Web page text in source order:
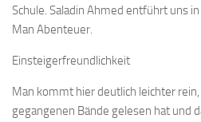
Schule. Saladin Ahmed entführt uns
Man Abenteuer.
Einsteigerfreundlichkeit
Man kommt hier deutlich leichter
gegangenen Bände gelesen hat und